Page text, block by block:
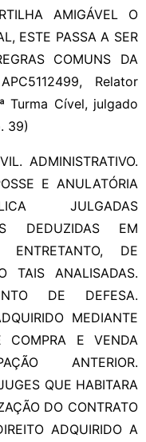
AMIGÁVEL O
ESTE PASSA A SER
COMUNS DA
Relator
Turma Cível, julgado
39)
ADMINISTRATIVO.
E ANULATÓRIA
JULGADAS
DEDUZIDAS EM
ENTRETANTO, DE
TAIS ANALISADAS.
DE DEFESA.
MEDIANTE
COMPRA E VENDA
ANTERIOR.
QUE HABITARA
DO CONTRATO
ADQUIRIDO A